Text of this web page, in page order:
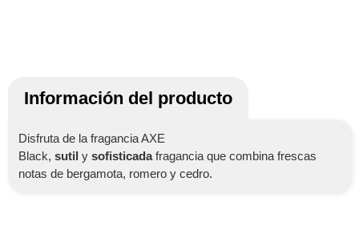
Información del producto
Disfruta de la fragancia AXE
Black, sutil y sofisticadafragancia que combina frescas
notas de bergamota, romero y cedro.